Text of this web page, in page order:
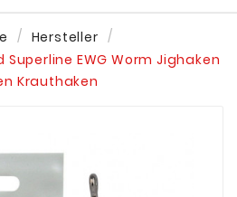
Hersteller
EWG Worm Jighaken
Krauthaken